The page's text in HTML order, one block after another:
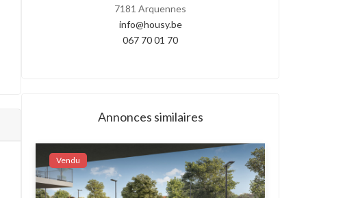
7181 Arquennes
info@housy.be
067 70 01 70
Annonces similaires
Vendu